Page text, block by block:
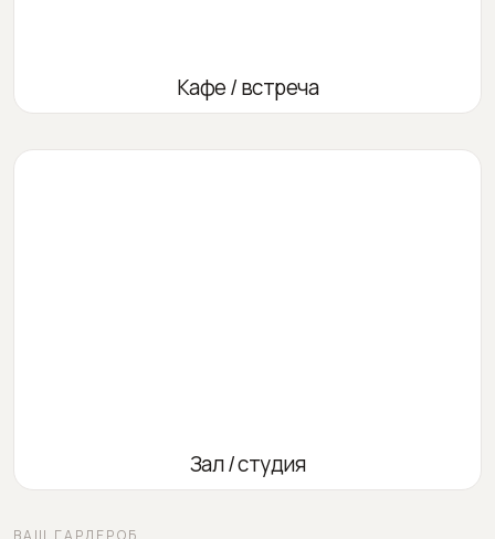
Кафе / встреча
Зал / студия
ВАШ ГАРДЕРОБ